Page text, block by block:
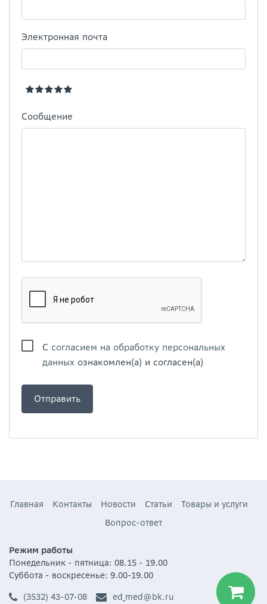
Электронная почта
Сообщение
С согласием на обработку персональных
данных ознакомлен(а) и согласен(а)
Главная Контакты Новости Статьи
Товары и услуги
Вопрос-ответ
Режим работы
Понедельник - пятница: 08.15 - 19.00
Суббота - воскресенье: 9.00-19.00
(3532) 43-07-08
ed_med@bk.ru